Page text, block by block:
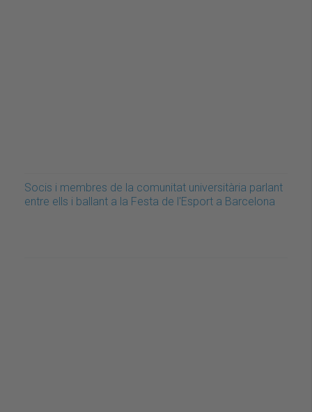
Socis i membres de la comunitat universitària parlant
entre ells i ballant a la Festa de l'Esport a Barcelona